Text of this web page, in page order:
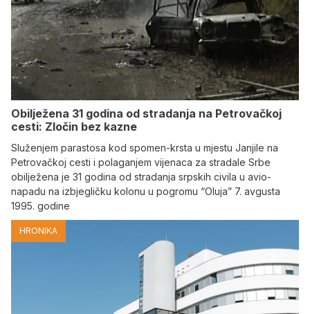
Obilježena 31 godina od stradanja na Petrovačkoj
cesti: Zločin bez kazne
Služenjem parastosa kod spomen-krsta u mjestu Janjile na
Petrovačkoj cesti i polaganjem vijenaca za stradale Srbe
obilježena je 31 godina od stradanja srpskih civila u avio-
napadu na izbjegličku kolonu u pogromu “Oluja” 7. avgusta
1995. godine
HRONIKA